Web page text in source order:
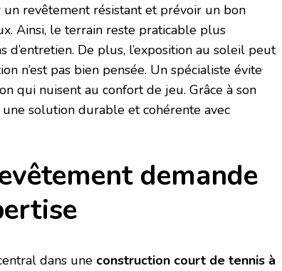
revêtement résistant et prévoir un bon
Ainsi, le terrain reste praticable plus
De plus, l’exposition au soleil peut
n’est pas bien pensée. Un spécialiste évite
qui nuisent au confort de jeu. Grâce à son
solution durable et cohérente avec
demande
dans une construction court de tennis à